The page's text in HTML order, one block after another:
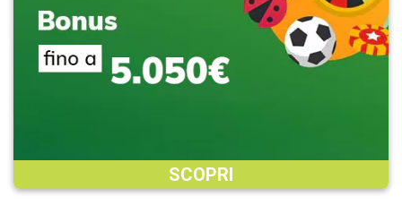
SCOPRI